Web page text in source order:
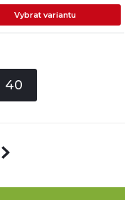
Vybrat variantu
40